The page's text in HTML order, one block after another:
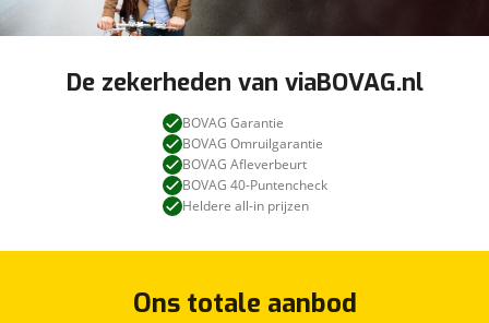
De zekerheden van viaBOVAG.nl
BOVAG Garantie
BOVAG Omruilgarantie
BOVAG Afleverbeurt
BOVAG 40-Puntencheck
Heldere all-in prijzen
Ons totale aanbod